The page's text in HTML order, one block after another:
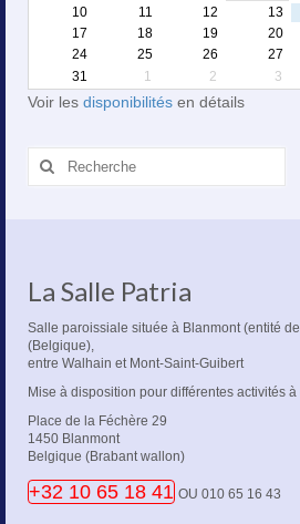
10
11 12 13
17
18 19 20
24
25 26 27
31
1 2 3
Voir les disponibilités en détails
Rechercher
:
La Salle Patria
Salle paroissiale située à Blanmont (entité
(Belgique),
entre Walhain et Mont-Saint-Guibert
Mise à disposition pour différentes activités
Place de la Féchère 29
1450 Blanmont
Belgique (Brabant wallon)
+32 10 65 18 41 OU 010 65 16 43